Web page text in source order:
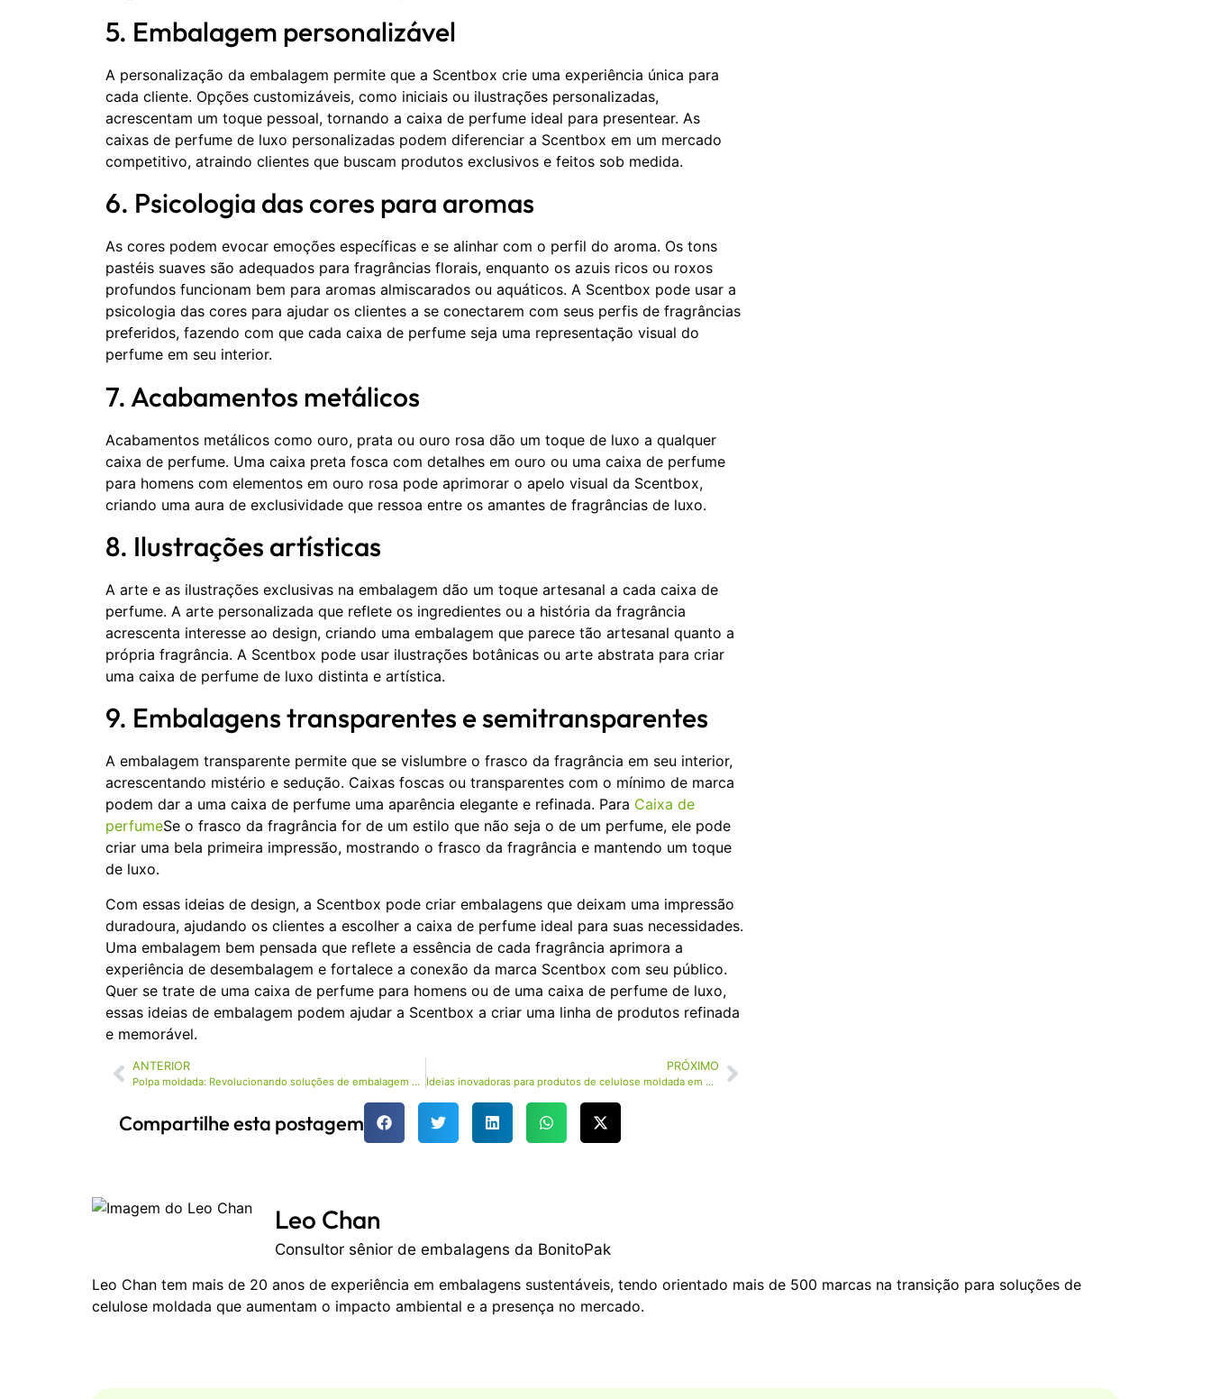
5. Embalagem personalizável
A personalização da embalagem permite que a Scentbox crie uma experiência única para
cada cliente. Opções customizáveis, como iniciais ou ilustrações personalizadas,
acrescentam um toque pessoal, tornando a caixa de perfume ideal para presentear. As
caixas de perfume de luxo personalizadas podem diferenciar a Scentbox em um mercado
competitivo, atraindo clientes que buscam produtos exclusivos e feitos sob medida.
6. Psicologia das cores para aromas
As cores podem evocar emoções específicas e se alinhar com o perfil do aroma. Os tons
pastéis suaves são adequados para fragrâncias florais, enquanto os azuis ricos ou roxos
profundos funcionam bem para aromas almiscarados ou aquáticos. A Scentbox pode usar a
psicologia das cores para ajudar os clientes a se conectarem com seus perfis de fragrâncias
preferidos, fazendo com que cada caixa de perfume seja uma representação visual do
perfume em seu interior.
7. Acabamentos metálicos
Acabamentos metálicos como ouro, prata ou ouro rosa dão um toque de luxo a qualquer
caixa de perfume. Uma caixa preta fosca com detalhes em ouro ou uma caixa de perfume
para homens com elementos em ouro rosa pode aprimorar o apelo visual da Scentbox,
criando uma aura de exclusividade que ressoa entre os amantes de fragrâncias de luxo.
8. Ilustrações artísticas
A arte e as ilustrações exclusivas na embalagem dão um toque artesanal a cada caixa de
perfume. A arte personalizada que reflete os ingredientes ou a história da fragrância
acrescenta interesse ao design, criando uma embalagem que parece tão artesanal quanto a
própria fragrância. A Scentbox pode usar ilustrações botânicas ou arte abstrata para criar
uma caixa de perfume de luxo distinta e artística.
9. Embalagens transparentes e semitransparentes
A embalagem transparente permite que se vislumbre o frasco da fragrância em seu interior,
acrescentando mistério e sedução. Caixas foscas ou transparentes com o mínimo de marca
podem dar a uma caixa de perfume uma aparência elegante e refinada. Para Caixa de
perfumeSe o frasco da fragrância for de um estilo que não seja o de um perfume, ele pode
criar uma bela primeira impressão, mostrando o frasco da fragrância e mantendo um toque
de luxo.
Com essas ideias de design, a Scentbox pode criar embalagens que deixam uma impressão
duradoura, ajudando os clientes a escolher a caixa de perfume ideal para suas necessidades.
Uma embalagem bem pensada que reflete a essência de cada fragrância aprimora a
experiência de desembalagem e fortalece a conexão da marca Scentbox com seu público.
Quer se trate de uma caixa de perfume para homens ou de uma caixa de perfume de luxo,
essas ideias de embalagem podem ajudar a Scentbox a criar uma linha de produtos refinada
e memorável.
ANTERIOR
Polpa moldada: Revolucionando soluções de embalagem ecologicamente corretas
PRÓXIMO
Ideias inovadoras para produtos de celulose moldada em embalagens sustentáveis
Compartilhe esta postagem
Leo Chan
Consultor sênior de embalagens da BonitoPak
Leo Chan tem mais de 20 anos de experiência em embalagens sustentáveis, tendo orientado mais de 500 marcas na transição para soluções de
celulose moldada que aumentam o impacto ambiental e a presença no mercado.